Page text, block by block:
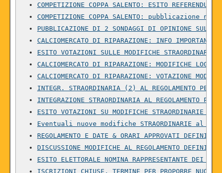
COMPETIZIONE COPPA SALENTO: ESITO REFERENDUM
COMPETIZIONE COPPA SALENTO:
PUBBLICAZIONE DI 2 SONDAGGI DI OPINIONE SUL
CALCIOMERCATO DI RIPARAZIONE: INFO
ESITO VOTAZIONI SULLE MODIFICHE STRAORDINARIE
CALCIOMERCATO DI RIPARAZIONE: MODIFICHE
CALCIOMERCATO DI RIPARAZIONE: VOTAZIONE
INTEGR. STRAORDINARIA (2) AL REGOLAMENTO PER
INTEGRAZIONE STRAORDINARIA AL REGOLAMENTO
ESITO VOTAZIONI SU MODIFICHE STRAORDINARIE AL
Eventuali nuove modifiche STRAORDINARIE al
REGOLAMENTO E DATE & ORARI APPROVATI
DISCUSSIONE MODIFICHE AL REGOLAMENTO
ESITO ELETTORALE NOMINA RAPPRESENTANTE DEI
ISCRIZIONI CHIUSE, TERMINE PER PROPORRE NUOVE